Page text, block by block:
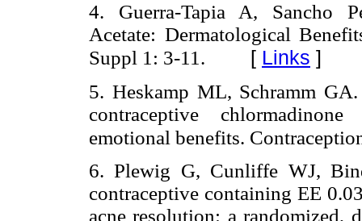
4. Guerra-Tapia A, Sancho
Acetate: Dermatological
Suppl 1: 3-11. [ Links ]
5. Heskamp ML, Schramm
contraceptive
emotional benefits.
6. Plewig G, Cunliffe WJ,
contraceptive containing EE
acne resolution: a randomized,